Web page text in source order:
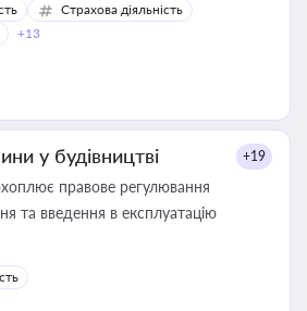
Страхова діяльність
+13
у будівництві +19
правове регулювання
та введення в експлуатацію